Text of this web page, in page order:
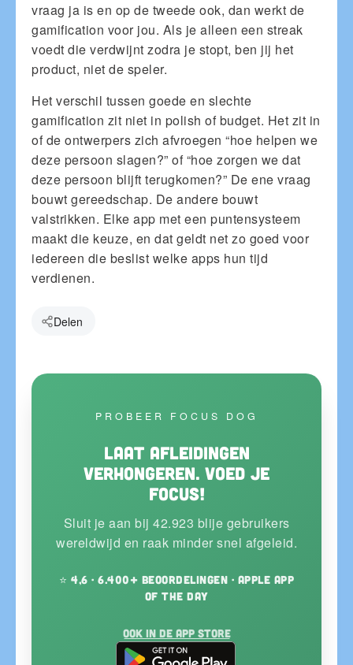
vraag ja is en op de tweede ook, dan werkt de
gamification voor jou. Als je alleen een streak
voedt die verdwijnt zodra je stopt, ben jij het
product, niet de speler.
Het verschil tussen goede en slechte
gamification zit niet in polish of budget. Het zit in
of de ontwerpers zich afvroegen “hoe helpen we
deze persoon slagen?” of “hoe zorgen we dat
deze persoon blijft terugkomen?” De ene vraag
bouwt gereedschap. De andere bouwt
valstrikken. Elke app met een puntensysteem
maakt die keuze, en dat geldt net zo goed voor
iedereen die beslist welke apps hun tijd
verdienen.
Delen
PROBEER FOCUS DOG
Laat afleidingen
verhongeren. Voed je
focus!
Sluit je aan bij 42.923 blije gebruikers
wereldwijd en raak minder snel afgeleid.
⭐ 4,6 · 6.400+ beoordelingen · Apple App
of the Day
Ook in de App Store